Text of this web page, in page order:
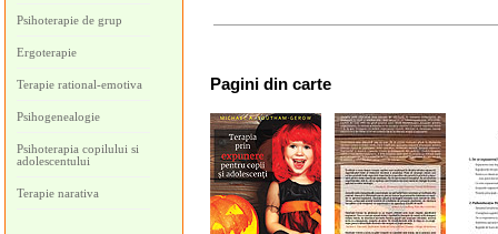
Psihoterapie de grup
Ergoterapie
Terapie rational-emotiva
Psihogenealogie
Psihoterapia copilului si
adolescentului
Terapie narativa
Pagini din carte